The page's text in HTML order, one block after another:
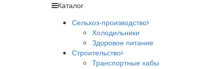
Каталог
Сельхоз-производство
Холодильники
Здоровое питание
Строительство
Транспортные хабы